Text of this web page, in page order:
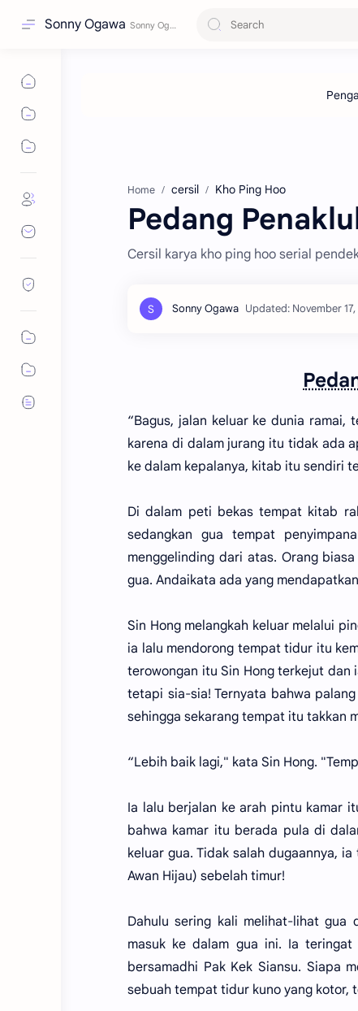
Sonny Ogawa
Home cersil Kho Ping Hoo
Pedang
Cersil karya kho ping hoo serial
“Bagus, jalan keluar ke dunia ramai,
karena di dalam jurang itu tidak ada
ke dalam kepalanya, kitab itu sendiri
Di dalam peti bekas tempat kitab
sedangkan gua tempat
menggelinding dari atas. Orang
gua. Andaikata ada yang
Sin Hong melangkah keluar melalui
ia lalu mendorong tempat tidur itu
terowongan itu Sin Hong terkejut
tetapi sia-sia! Ternyata bahwa
sehingga sekarang tempat itu takkan
“Lebih baik lagi," kata Sin Hong.
Ia lalu berjalan ke arah pintu kamar
bahwa kamar itu berada pula di
keluar gua. Tidak salah dugaannya,
Awan Hijau) sebelah timur!
Dahulu sering kali melihat-lihat
masuk ke dalam gua ini. Ia
bersamadhi Pak Kek Siansu. Siapa
sebuah tempat tidur kuno yang